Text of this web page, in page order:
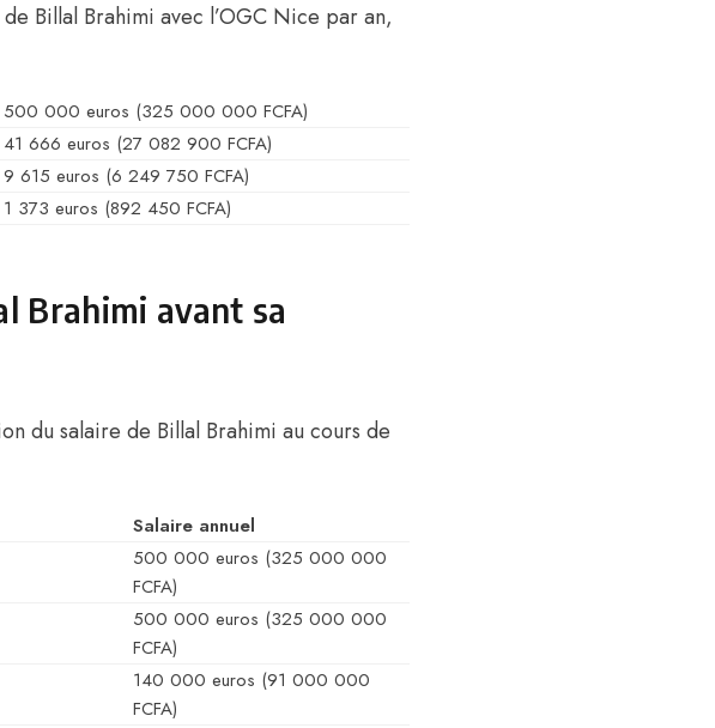
Billal Brahimi avec l’OGC Nice par an,
500 000 euros (325 000 000 FCFA)
41 666 euros (27 082 900 FCFA)
9 615 euros (6 249 750 FCFA)
1 373 euros (892 450 FCFA)
Brahimi avant sa
du salaire de Billal Brahimi au cours de
Salaire annuel
500 000 euros (325 000 000
FCFA)
500 000 euros (325 000 000
FCFA)
140 000 euros (91 000 000
FCFA)